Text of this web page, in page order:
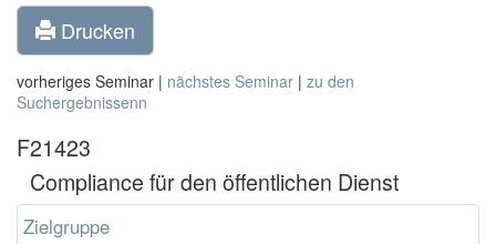
Drucken
vorheriges Seminar | nächstes Seminar | zu den
Suchergebnissenn
F21423
Compliance für den öffentlichen Dienst
Zielgruppe